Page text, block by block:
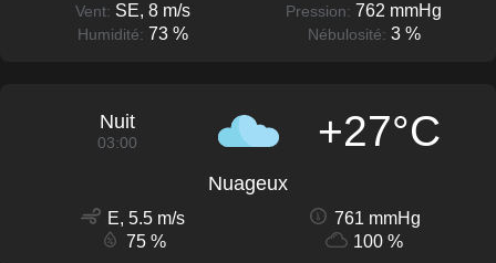
Vent: SE, 8 m/s Pression: 762 mmHg
Humidité: 73 % Nébulosité: 3 %
Nuit
03:00 +27°C
Nuageux
E, 5.5 m/s
761 mmHg
75 %
100 %